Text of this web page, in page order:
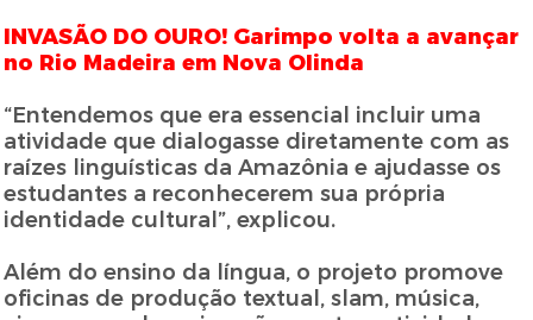
INVASÃO DO OURO! Garimpo volta a avançar
no Rio Madeira em Nova Olinda
“Entendemos que era essencial incluir uma
atividade que dialogasse diretamente com as
raízes linguísticas da Amazônia e ajudasse os
estudantes a reconhecerem sua própria
identidade cultural”, explicou.
Além do ensino da língua, o projeto promove
oficinas de produção textual, slam, música,